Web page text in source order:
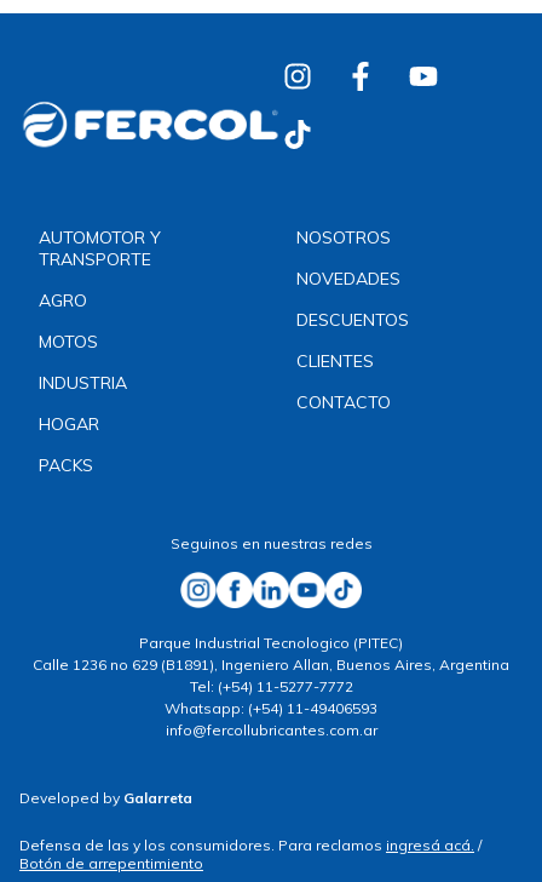
AUTOMOTOR Y
TRANSPORTE
AGRO
MOTOS
INDUSTRIA
HOGAR
PACKS
NOSOTROS
NOVEDADES
DESCUENTOS
CLIENTES
CONTACTO
Seguinos en nuestras redes
Parque Industrial Tecnologico (PITEC)
Calle 1236 no 629 (B1891), Ingeniero Allan, Buenos Aires, Argentina
Tel: (+54) 11-5277-7772
Whatsapp: (+54) 11-49406593
info@fercollubricantes.com.ar
Developed by Galarreta
Defensa de las y los consumidores. Para reclamos ingresá acá. /
Botón de arrepentimiento